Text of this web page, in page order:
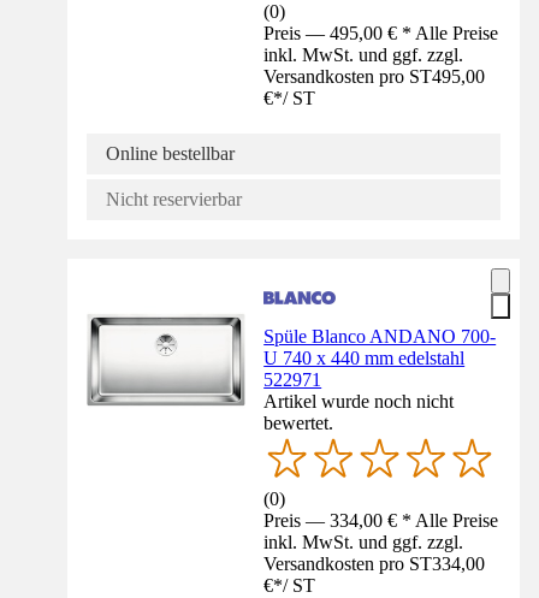
(0)
Preis — 495,00 € * Alle Preise
inkl. MwSt. und ggf. zzgl.
Versandkosten pro ST495,00
€*/ ST
Online bestellbar
Nicht reservierbar
Spüle Blanco ANDANO 700-
U 740 x 440 mm edelstahl
522971
Artikel wurde noch nicht
bewertet.
(0)
Preis — 334,00 € * Alle Preise
inkl. MwSt. und ggf. zzgl.
Versandkosten pro ST334,00
€*/ ST